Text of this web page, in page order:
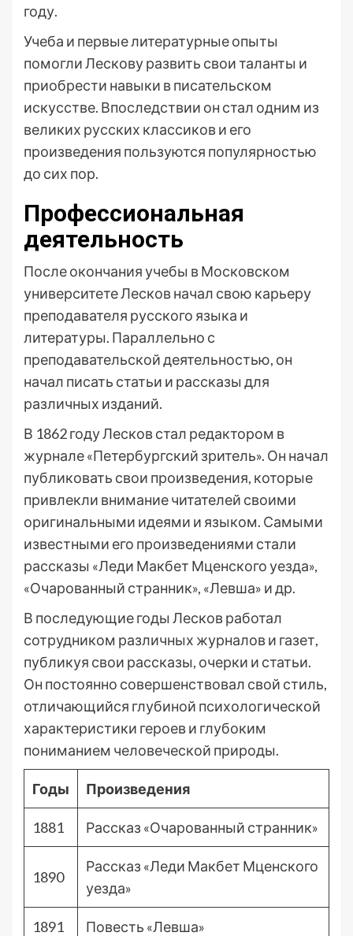
году.
Учеба и первые литературные опыты
помогли Лескову развить свои таланты и
приобрести навыки в писательском
искусстве. Впоследствии он стал одним из
великих русских классиков и его
произведения пользуются популярностью
до сих пор.
Профессиональная
деятельность
После окончания учебы в Московском
университете Лесков начал свою карьеру
преподавателя русского языка и
литературы. Параллельно с
преподавательской деятельностью, он
начал писать статьи и рассказы для
различных изданий.
В 1862 году Лесков стал редактором в
журнале «Петербургский зритель». Он начал
публиковать свои произведения, которые
привлекли внимание читателей своими
оригинальными идеями и языком. Самыми
известными его произведениями стали
рассказы «Леди Макбет Мценского уезда»,
«Очарованный странник», «Левша» и др.
В последующие годы Лесков работал
сотрудником различных журналов и газет,
публикуя свои рассказы, очерки и статьи.
Он постоянно совершенствовал свой стиль,
отличающийся глубиной психологической
характеристики героев и глубоким
пониманием человеческой природы.
Годы Произведения
1881 Рассказ «Очарованный странник»
1890
Рассказ «Леди Макбет Мценского
уезда»
1891 Повесть «Левша»